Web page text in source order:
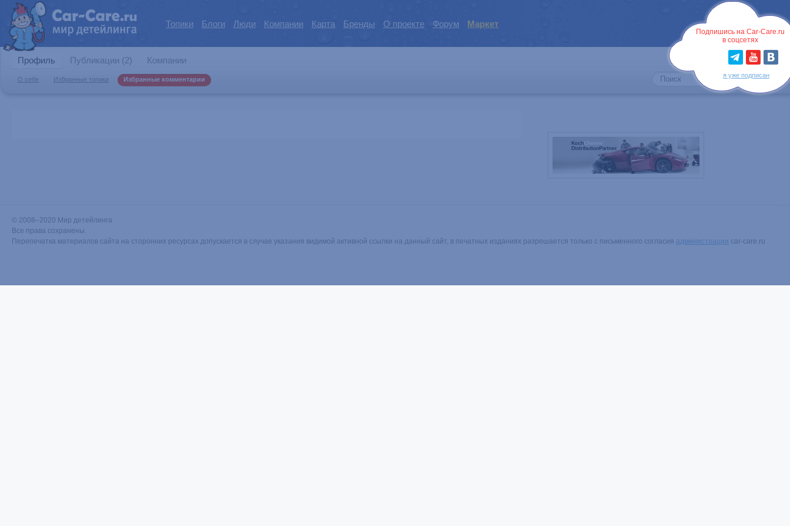
Топики Блоги Люди Компании Карта Бренды О проекте Форум Маркет
Профиль
О себе Избранные топики Избранные комментарии
Публикации (2) Компании
Подпишись на Car-Care.ru
в соцсетях
я уже подписан
© 2008–2020 Мир детейлинга
Все права сохранены.
Перепечатка материалов сайта на сторонних ресурсах допускается в случае указания видимой активной ссылки на данный сайт, в печатных изданиях разрешается только с письменного согласия администрации car-care.ru